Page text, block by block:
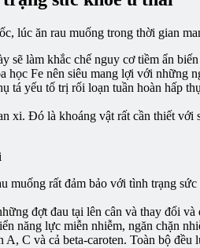
lúc ăn rau muống trong thời gian
sẽ làm khắc chế nguy cơ tiềm ẩn
học Fe nên siêu mang lợi với những
tá yếu tố trị rối loạn tuần hoàn hấp
xi. Đó là khoáng vật rất cần thiết
muống rất đảm bảo với tình trạng
đợt đau tại lên cân và thay đổi
năng lực miễn nhiễm, ngăn chặn
C và cả beta-caroten. Toàn bộ